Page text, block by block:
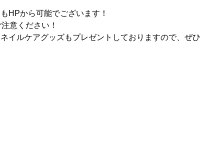
HPから可能でございます！
意ください！
イルケアグッズもプレゼントしておりますので、ぜひ